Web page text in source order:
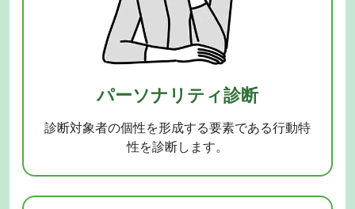
パーソナリティ診断
診断対象者の個性を形成する要素である行動特
性を診断します。